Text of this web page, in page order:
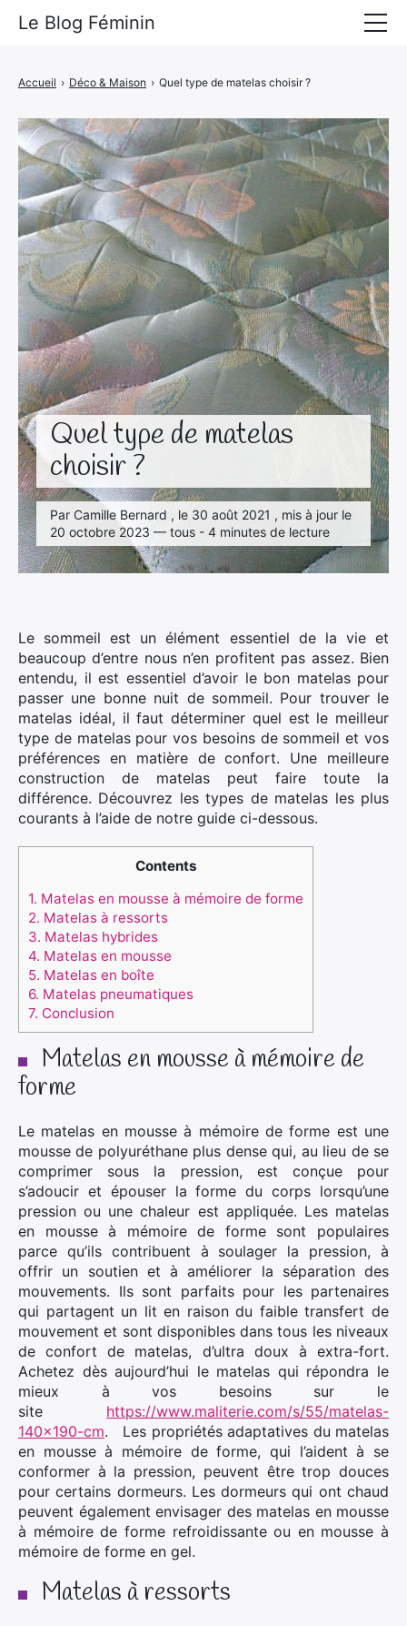
Quel type de matelas
choisir ?
Par Camille Bernard , le 30 août 2021 , mis à jour le
20 octobre 2023 — tous - 4 minutes de lecture
Accueil › Déco & Maison › Quel type de matelas choisir ?
Le sommeil est un élément essentiel de la vie et
beaucoup d’entre nous n’en profitent pas assez. Bien
entendu, il est essentiel d’avoir le bon matelas pour
passer une bonne nuit de sommeil. Pour trouver le
matelas idéal, il faut déterminer quel est le meilleur
type de matelas pour vos besoins de sommeil et vos
préférences en matière de confort. Une meilleure
construction de matelas peut faire toute la
différence. Découvrez les types de matelas les plus
courants à l’aide de notre guide ci-dessous.
Contents
1. Matelas en mousse à mémoire de forme
2. Matelas à ressorts
3. Matelas hybrides
4. Matelas en mousse
5. Matelas en boîte
6. Matelas pneumatiques
7. Conclusion
Matelas en mousse à mémoire de
forme
Le matelas en mousse à mémoire de forme est une
mousse de polyuréthane plus dense qui, au lieu de se
comprimer sous la pression, est conçue pour
s’adoucir et épouser la forme du corps lorsqu’une
pression ou une chaleur est appliquée. Les matelas
en mousse à mémoire de forme sont populaires
parce qu’ils contribuent à soulager la pression, à
offrir un soutien et à améliorer la séparation des
mouvements. Ils sont parfaits pour les partenaires
qui partagent un lit en raison du faible transfert de
mouvement et sont disponibles dans tous les niveaux
de confort de matelas, d’ultra doux à extra-fort.
Achetez dès aujourd’hui le matelas qui répondra le
mieux à vos besoins sur le
site https://www.maliterie.com/s/55/matelas-
140×190-cm. Les propriétés adaptatives du matelas
en mousse à mémoire de forme, qui l’aident à se
conformer à la pression, peuvent être trop douces
pour certains dormeurs. Les dormeurs qui ont chaud
peuvent également envisager des matelas en mousse
à mémoire de forme refroidissante ou en mousse à
mémoire de forme en gel.
Matelas à ressorts
Le Blog Féminin
Mode
Beauté
Bien-être
Voyages
Déco & Maison
Amour